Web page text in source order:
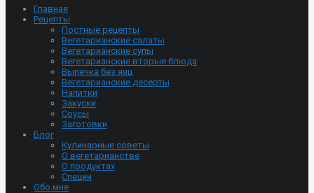
Главная
Рецепты
Постные рецепты
Вегетарианские салаты
Вегетарианские супы
Вегетарианские вторые блюда
Выпечка без яиц
Вегетарианские десерты
Напитки
Закуски
Соусы
Заготовки
Блог
Кулинарные советы
О вегетарианстве
О продуктах
Специи
Обо мне